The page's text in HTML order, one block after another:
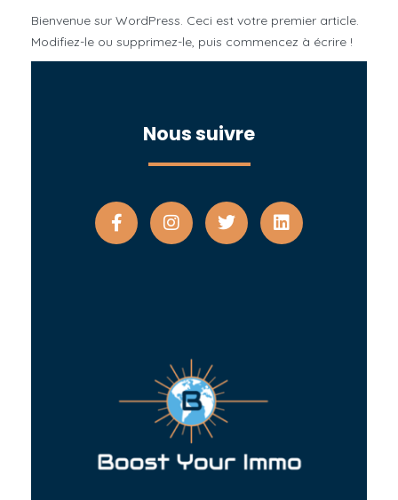
Bienvenue sur WordPress. Ceci est votre premier article.
Modifiez-le ou supprimez-le, puis commencez à écrire !
Nous suivre